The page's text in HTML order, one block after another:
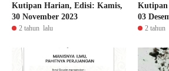
Kutipan Harian, Edisi: Kamis,
30 November 2023
2 tahun lalu
Kutipan
03
2 tahun